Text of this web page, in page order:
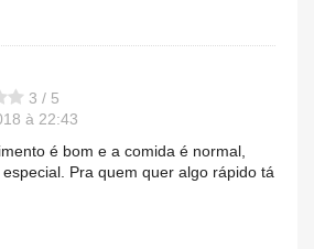
3 / 5
à 22:43
é bom e a comida é normal,
Pra quem quer algo rápido tá